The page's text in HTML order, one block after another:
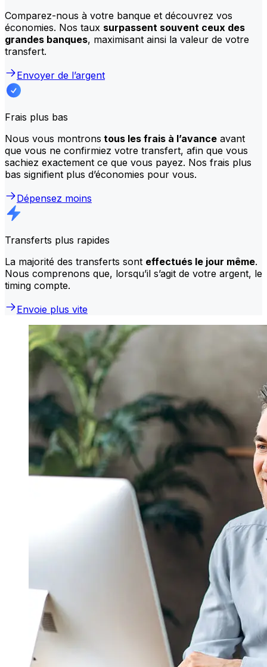
Comparez-nous à votre banque et découvrez vos
économies. Nos taux surpassent souvent ceux des
grandes banques, maximisant ainsi la valeur de votre
transfert.
Envoyer de l’argent
Frais plus bas
Nous vous montrons tous les frais à l’avance avant
que vous ne confirmiez votre transfert, afin que vous
sachiez exactement ce que vous payez. Nos frais plus
bas signifient plus d’économies pour vous.
Dépensez moins
Transferts plus rapides
La majorité des transferts sont effectués le jour même.
Nous comprenons que, lorsqu’il s’agit de votre argent, le
timing compte.
Envoie plus vite